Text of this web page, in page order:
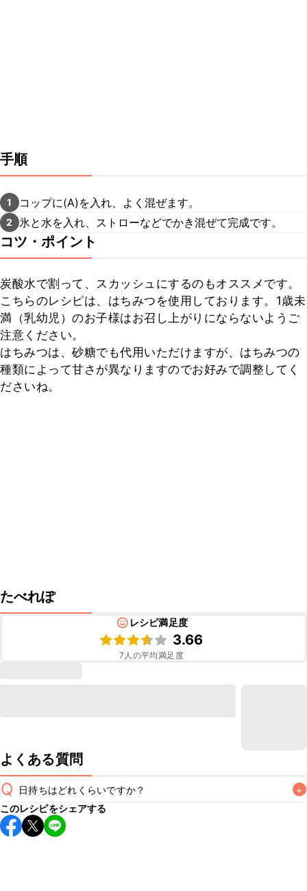
手順
1 コップに(A)を入れ、よく混ぜます。
2 氷と水を入れ、ストローなどでかき混ぜて完成です。
コツ・ポイント
炭酸水で割って、スカッシュにするのもオススメです。
こちらのレシピは、はちみつを使用しております。1歳未
満（乳幼児）のお子様はお召し上がりにならないようご
注意ください。
はちみつは、砂糖でも代用いただけますが、はちみつの
種類によって甘さが異なりますのでお好みで調整してく
ださいね。
たべれぽ
レシピ満足度
3.66
7 人の平均満足度
よくある質問
Q 日持ちはどれくらいですか？ +
こちらのレシピは出来たてをお召し上がりいただくことをお
すすめします。
このレシピをシェアする